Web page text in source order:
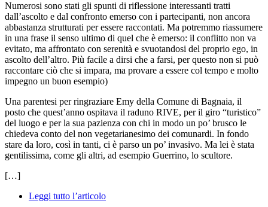
Numerosi sono stati gli spunti di riflessione interessanti tratti
dall’ascolto e dal confronto emerso con i partecipanti, non ancora
abbastanza strutturati per essere raccontati. Ma potremmo riassumere
in una frase il senso ultimo di quel che è emerso: il conflitto non va
evitato, ma affrontato con serenità e svuotandosi del proprio ego, in
ascolto dell’altro. Più facile a dirsi che a farsi, per questo non si può
raccontare ciò che si impara, ma provare a essere col tempo e molto
impegno un buon esempio)
Una parentesi per ringraziare Emy della Comune di Bagnaia, il
posto che quest’anno ospitava il raduno RIVE, per il giro “turistico”
del luogo e per la sua pazienza con chi in modo un po’ brusco le
chiedeva conto del non vegetarianesimo dei comunardi. In fondo
stare da loro, così in tanti, ci è parso un po’ invasivo. Ma lei è stata
gentilissima, come gli altri, ad esempio Guerrino, lo scultore.
[…]
Leggi tutto l’articolo